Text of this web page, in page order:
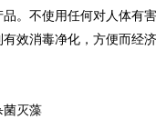
。不使用任何对人体有
效消毒净化，方便而经
灭藻